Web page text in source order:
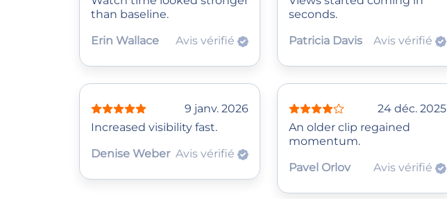
than baseline.
Erin Wallace
Avis vérifié
seconds.
Patricia Davis
Avis vérifié
9 janv. 2026
Increased visibility fast.
Denise Weber Avis vérifié
24 déc. 2025
An older clip regained
momentum.
Pavel Orlov
Avis vérifié